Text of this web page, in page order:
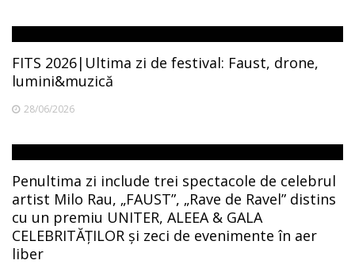
FITS 2026|Ultima zi de festival: Faust, drone,
lumini&muzică
28/06/2026
Penultima zi include trei spectacole de celebrul
artist Milo Rau, „FAUST”, „Rave de Ravel” distins
cu un premiu UNITER, ALEEA & GALA
CELEBRITĂȚILOR și zeci de evenimente în aer
liber